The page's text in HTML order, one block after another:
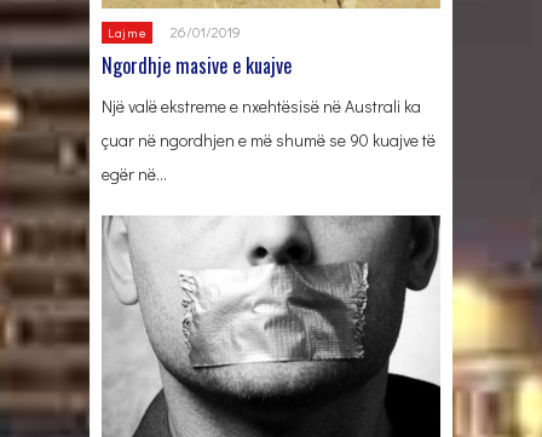
Lajme 26/01/2019
Ngordhje masive e kuajve
Një valë ekstreme e nxehtësisë në Australi ka
çuar në ngordhjen e më shumë se 90 kuajve të
egër në…